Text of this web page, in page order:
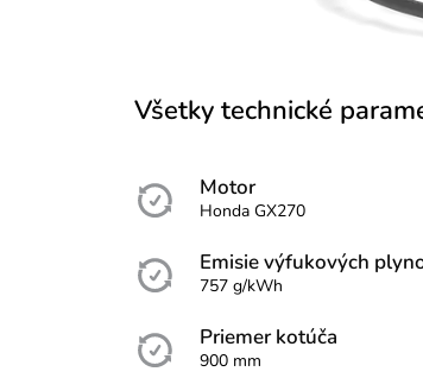
Všetky technické
Motor
Honda GX270
Emisie výfukových
757 g/kWh
Priemer kotúča
900 mm